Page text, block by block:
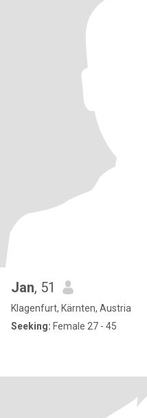
Jan, 51
Klagenfurt, Kärnten, Austria
Seeking: Female 27 - 45